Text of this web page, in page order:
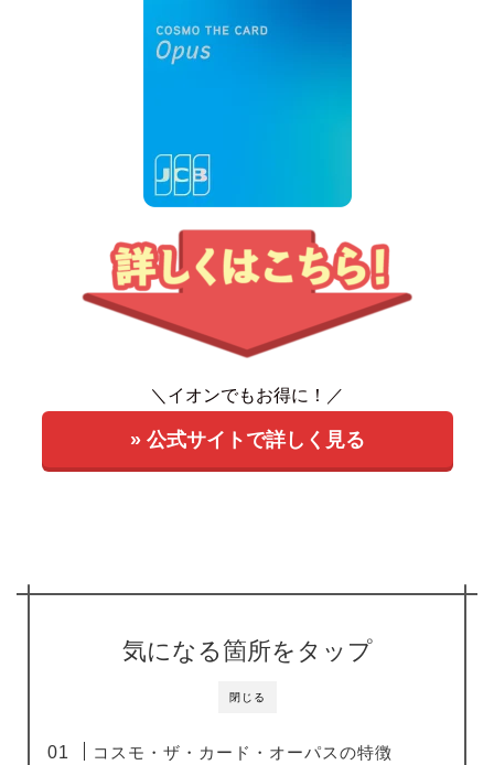
＼イオンでもお得に！／
» 公式サイトで詳しく見る
閉じる
気になる箇所をタップ
コスモ・ザ・カード・オーパスの特徴